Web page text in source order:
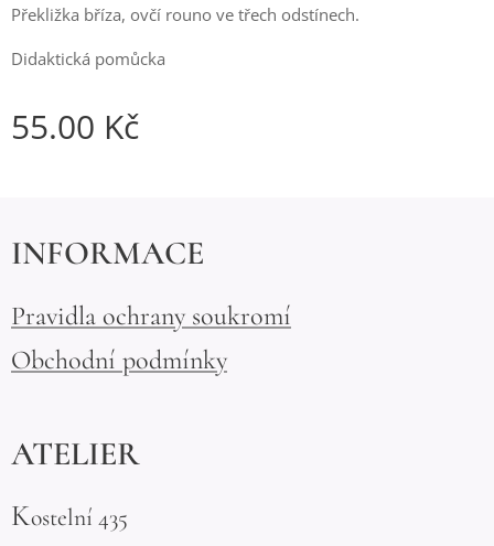
Překližka bříza, ovčí rouno ve třech odstínech.
Didaktická pomůcka
55.00 Kč
INFORMACE
Pravidla ochrany soukromí
Obchodní podmínky
ATELIER
Kostelní 435